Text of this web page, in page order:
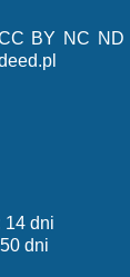
BY NC ND
14 dni
dni